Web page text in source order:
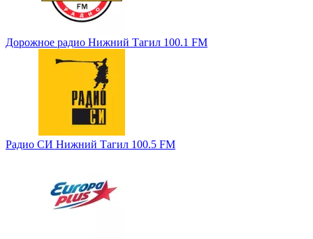
Дорожное радио Нижний Тагил 100.1 FM
Радио СИ Нижний Тагил 100.5 FM